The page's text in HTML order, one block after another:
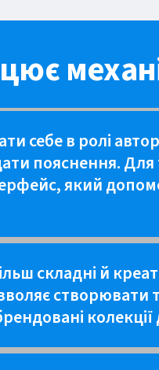
себе в ролі
пояснення.
який
складні й
створювати